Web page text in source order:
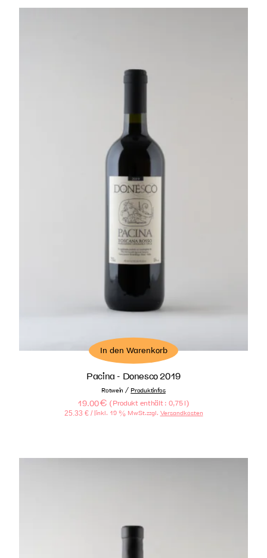
In den Warenkorb
Pacina - Donesco 2019
Rotwein / Produktinfos
19.00€ (Produkt enthält : 0,75 l)
25.33 € / l inkl. 19 % MwSt.zzgl. Versandkosten